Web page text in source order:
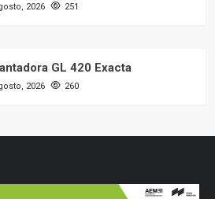
2026 251
GL 420 Exacta
2026 260